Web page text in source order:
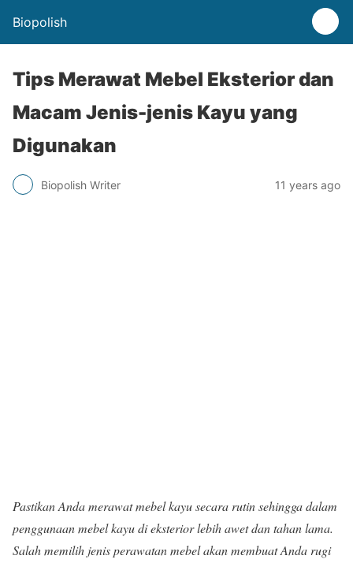
Biopolish
Tips Merawat Mebel Eksterior dan
Macam Jenis-jenis Kayu yang
Digunakan
Biopolish Writer 11 years ago
Pastikan Anda merawat mebel kayu secara rutin sehingga dalam
penggunaan mebel kayu di eksterior lebih awet dan tahan lama.
Salah memilih jenis perawatan mebel akan membuat Anda rugi